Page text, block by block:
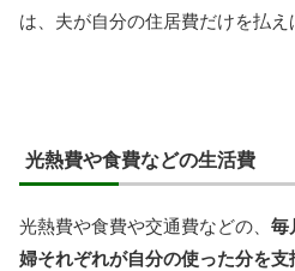
は、夫が自分の住居費だけを払え
光熱費や食費などの生活費
光熱費や食費や交通費などの、 毎
婦それぞれが自分の使った分を支